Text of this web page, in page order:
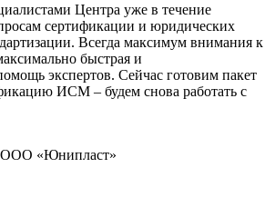
Центра уже в течение
сертификации и юридических
Всегда максимум внимания к
быстрая и
экспертов. Сейчас готовим пакет
ИСМ – будем снова работать с
ООО «Юнипласт»